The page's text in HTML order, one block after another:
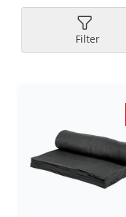
Filter